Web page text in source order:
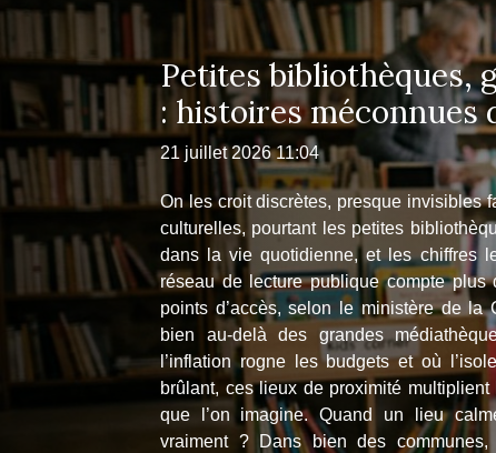
Petites bibliothèques,
: histoires méconnues
21 juillet 2026 11:04
On les croit discrètes, presque invisibles
culturelles, pourtant les petites
dans la vie quotidienne, et les chiffres
réseau de lecture publique compte
points d’accès, selon le ministère de la
bien au-delà des grandes
l’inflation rogne les budgets et où
brûlant, ces lieux de proximité
que l’on imagine. Quand un lieu calme devient vital Un refuge,
vraiment ? Dans bien des communes,